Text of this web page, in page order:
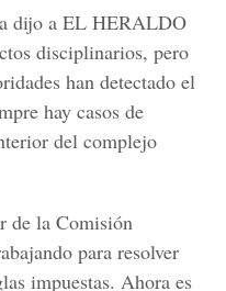
dijo a EL HERALDO
disciplinarios, pero
han detectado el
hay casos de
del complejo
de la Comisión
para resolver
impuestas. Ahora es